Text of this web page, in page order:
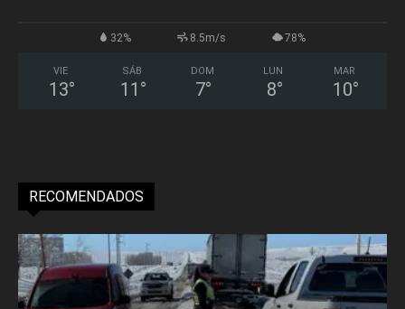
32% 8.5m/s 78%
VIE
13°
SÁB
11 °
DOM
7°
LUN
8°
MAR
10°
RECOMENDADOS